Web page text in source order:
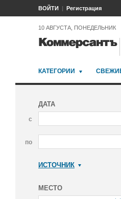
ВОЙТИ Регистрация
10 АВГУСТА, ПОНЕДЕЛЬНИК
КАТЕГОРИИ
ДАТА
с
по
ИСТОЧНИК
МЕСТО